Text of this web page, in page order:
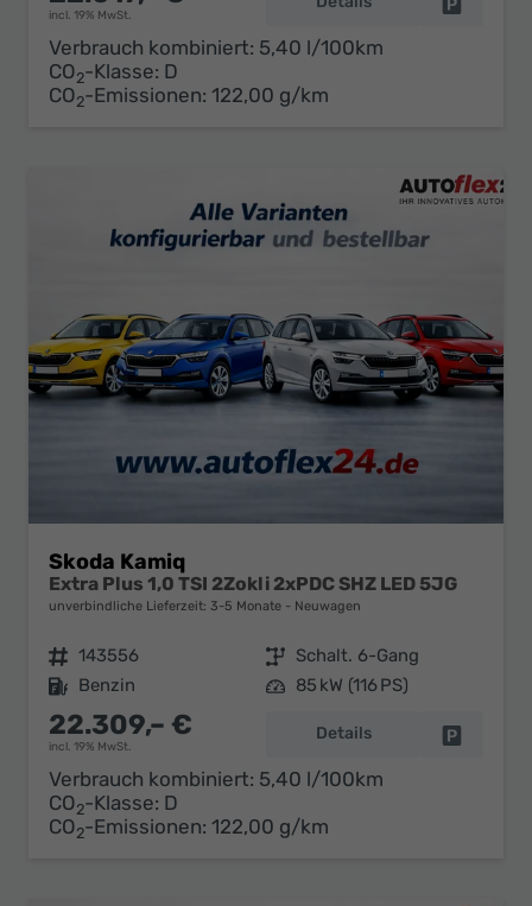
incl. 19% MwSt.
Verbrauch kombiniert: 5,40 l/100km
CO2-Klasse: D
CO2-Emissionen: 122,00 g/km
Skoda Kamiq
Extra Plus 1,0 TSI 2Zokli 2xPDC SHZ LED 5JG
unverbindliche Lieferzeit: 3-5 Monate Neuwagen
Fahrzeugnr. 143556 Getriebe Schalt. 6-Gang
Kraftstoff Benzin Leistung 85 kW (116 PS)
22.309,– €
incl. 19% MwSt.
Details
Verbrauch kombiniert: 5,40 l/100km
CO2-Klasse: D
CO2-Emissionen: 122,00 g/km